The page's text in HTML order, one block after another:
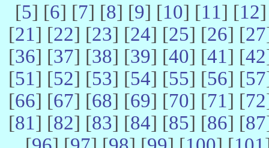
[5] [6] [7] [8] [9] [10] [11] [12
[21] [22] [23] [24] [25] [26] [27
[36] [37] [38] [39] [40] [41] [42
[51] [52] [53] [54] [55] [56] [57
[66] [67] [68] [69] [70] [71] [72
[81] [82] [83] [84] [85] [86] [87